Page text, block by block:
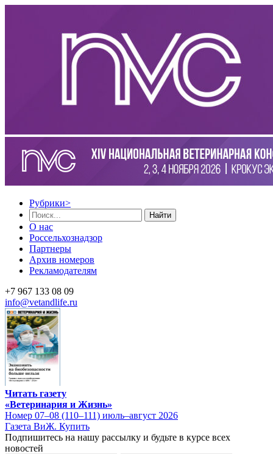
Рубрики>
Найти
О нас
Россельхознадзор
Партнеры
Архив номеров
Рекламодателям
+7 967 133 08 09
info@vetandlife.ru
Читать газету
«Ветеринария и Жизнь»
Номер 07–08 (110–111) июль–август 2026
Газета ВиЖ. Купить
Подпишитесь на нашу рассылку и будьте в курсе всех
новостей